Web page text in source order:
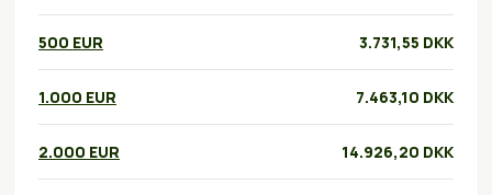
500 EUR 3.731,55 DKK
1.000 EUR 7.463,10 DKK
2.000 EUR 14.926,20 DKK